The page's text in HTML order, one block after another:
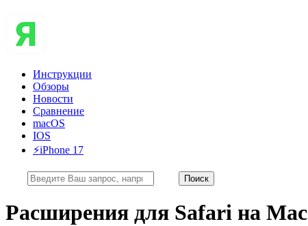
Инструкции
Обзоры
Новости
Сравнение
macOS
IOS
⚡️iPhone 17
Расширения для Safari на Mac